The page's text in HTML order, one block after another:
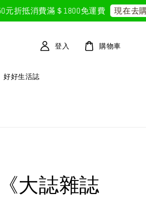
折抵消費滿＄1800免運費 現在去購
好好生活誌
登入 購物車
大誌雜誌